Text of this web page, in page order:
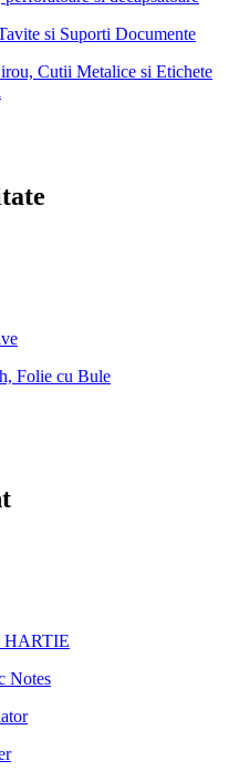
si Suporti Documente
Cutii Metalice si Etichete
Folie cu Bule
Notes